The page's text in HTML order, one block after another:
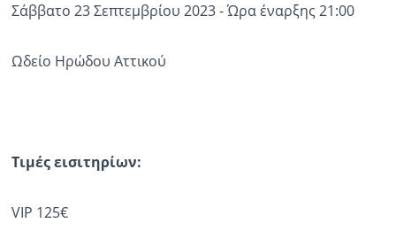
Σάββατο 23 Σεπτεμβρίου 2023 - Ώρα έναρξης 21:00
Ωδείο Ηρώδου Αττικού
Τιμές εισιτηρίων:
VIP 125€